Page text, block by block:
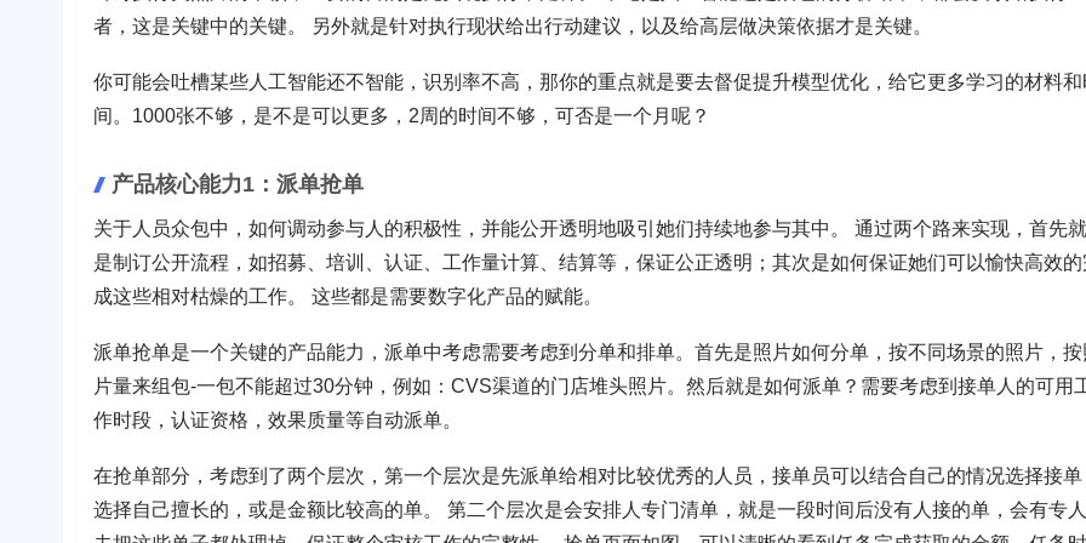
者，这是关键中的关键。 另外就是针对执行现状给出行动建议，以及给高层做决策依据才是关键。
你可能会吐槽某些人工智能还不智能，识别率不高，那你的重点就是要去督促提升模型优化，给它更多学习的材料和
间。1000张不够，是不是可以更多，2周的时间不够，可否是一个月呢？
产品核心能力1：派单抢单
关于人员众包中，如何调动参与人的积极性，并能公开透明地吸引她们持续地参与其中。 通过两个路来实现，首先就
是制订公开流程，如招募、培训、认证、工作量计算、结算等，保证公正透明；其次是如何保证她们可以愉快高效的
成这些相对枯燥的工作。 这些都是需要数字化产品的赋能。
派单抢单是一个关键的产品能力，派单中考虑需要考虑到分单和排单。首先是照片如何分单，按不同场景的照片，按
片量来组包-一包不能超过30分钟，例如：CVS渠道的门店堆头照片。然后就是如何派单？需要考虑到接单人的可用
作时段，认证资格，效果质量等自动派单。
在抢单部分，考虑到了两个层次，第一个层次是先派单给相对比较优秀的人员，接单员可以结合自己的情况选择接单
选择自己擅长的，或是金额比较高的单。 第二个层次是会安排人专门清单，就是一段时间后没有人接的单，会有专人